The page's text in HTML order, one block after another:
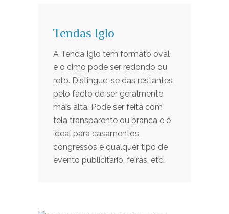
Tendas Iglo
A Tenda Iglo tem formato oval
e o cimo pode ser redondo ou
reto. Distingue-se das restantes
pelo facto de ser geralmente
mais alta. Pode ser feita com
tela transparente ou branca e é
ideal para casamentos,
congressos e qualquer tipo de
evento publicitário, feiras, etc.